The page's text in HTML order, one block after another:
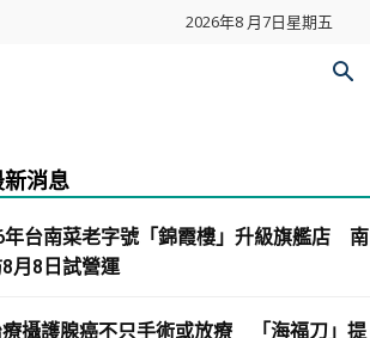
2026年8 月7日星期五
新消息
年台南菜老字號「錦霞樓」升級旗艦店 南
月8日試營運
攝護腺癌不只手術或放療 「海福刀」提